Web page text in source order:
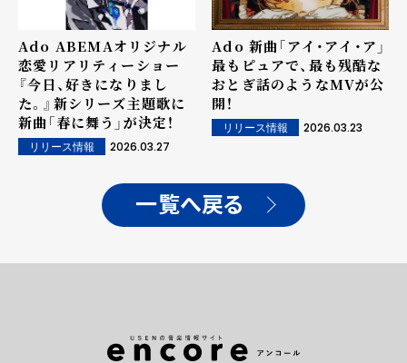
Ado ABEMAオリジナル
恋愛リアリティーショー
『今日、好きになりまし
た。』新シリーズ主題歌に
新曲「春に舞う」が決定！
リリース情報 2026.03.27
Ado 新曲「アイ・アイ・ア」
最もピュアで、最も残酷な
おとぎ話のようなMVが公
開！
リリース情報 2026.03.23
一覧へ戻る